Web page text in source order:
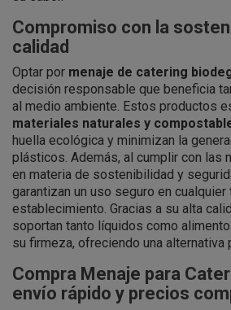
Compromiso con la
calidad
Optar por menaje de catering
decisión responsable que beneficia
al medio ambiente. Estos productos
materiales naturales y
huella ecológica y minimizan la
plásticos. Además, al cumplir con las
en materia de sostenibilidad y
garantizan un uso seguro en cualquier
establecimiento. Gracias a su alta
soportan tanto líquidos como
su firmeza, ofreciendo una alternativa
Compra Menaje para
envío rápido y precios